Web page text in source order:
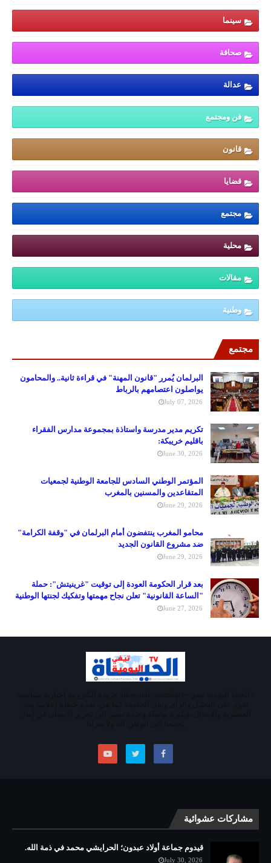
سينما
صحافة
عدالة
فن ومجتمع
قانون
قضايا
مجتمع
محلية
مقالات
وطنية
مجتمع
البرلمان يُمرر "قانون المهنة" في قراءة ثانية.. والمحامون
يواصلون اعتصامهم بالرباط
July 07, 2026
تكريم مدير مدرسة واستاذة بمجموعة مدارس الفقراء
باقليم خريبكة:
June 30, 2026
المؤتمر الوطني السادس للجامعة الوطنية لجمعيات
المتقاعدين والمسنين بالمغرب
June 29, 2026
محامو المغرب ينتفضون أمام البرلمان في "وقفة الكرامة"
ضد مشروع القانون الجديد
June 29, 2026
بعد قرار الحكومة العودة إلى توقيت "غرينيتش": حملة
"الساعة القانونية" تعلن نجاح مهمتها وتفكيك لجنتها الوطنية
June 27, 2026
مشاركات عشوائية
قيدوم جماعة أولاد عبدون؛ الحرايشي محمد في ذمة الله.
July 30, 2026